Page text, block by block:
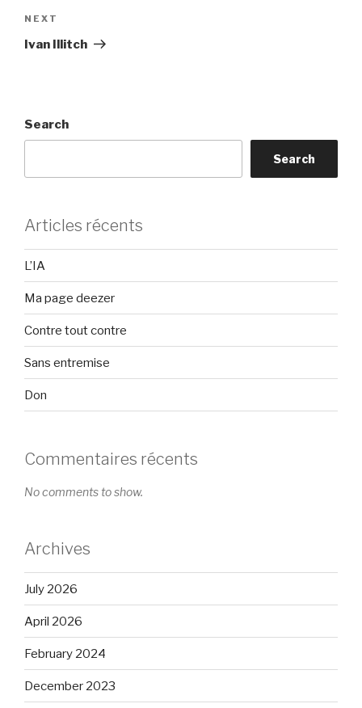
Next
Post
NEXT
Ivan Illitch
Search
Search
Articles récents
L’IA
Ma page deezer
Contre tout contre
Sans entremise
Don
Commentaires récents
No comments to show.
Archives
July 2026
April 2026
February 2024
December 2023